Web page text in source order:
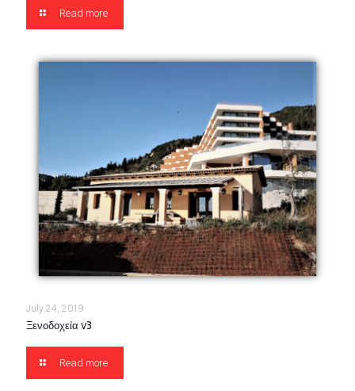
Read more
July 24, 2019
Ξενοδοχεία v3
Read more